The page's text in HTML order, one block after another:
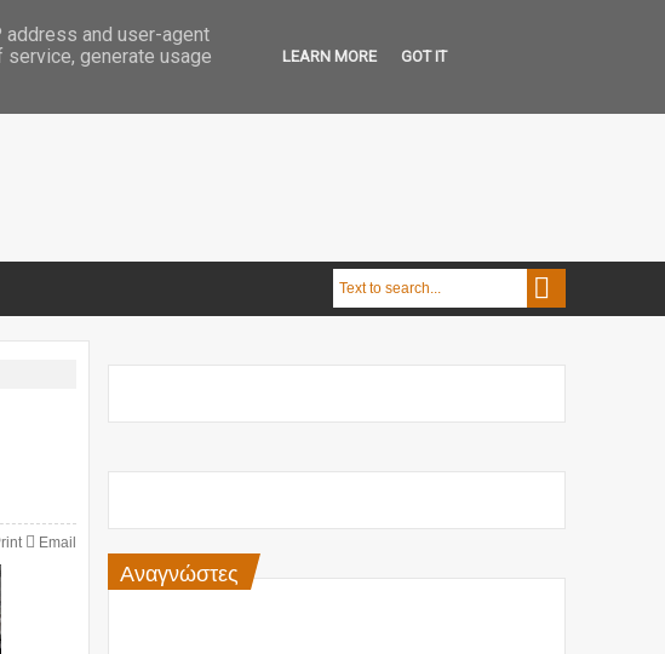
Email
Αναγνώστες
and user-agent
generate usage
LEARN MORE GOT IT